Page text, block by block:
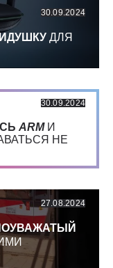
30.09.2024
ДЛЯ
30.09.2024
ARMИ
НЕ
27.08.2024